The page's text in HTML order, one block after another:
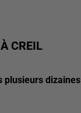
CREIL
plusieurs dizaines